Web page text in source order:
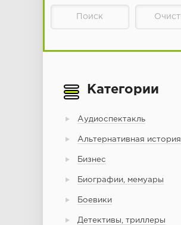
Категории
Аудиоспектакль
Альтернативная история
Бизнес
Биографии, мемуары
Боевики
Детективы, триллеры